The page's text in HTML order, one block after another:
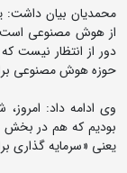
محمدیان بیان داشت:
از هوش مصنوعی است.
دور از انتظار نیست
حوزه هوش مصنوعی
وی ادامه داد:
بودیم که هم در بخش
یعنی «سرمایه گذاری